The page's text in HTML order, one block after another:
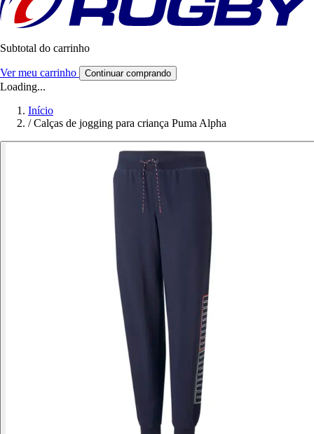
Subtotal do carrinho
Ver meu carrinho Continuar comprando
Loading...
Início
/ Calças de jogging para criança Puma Alpha